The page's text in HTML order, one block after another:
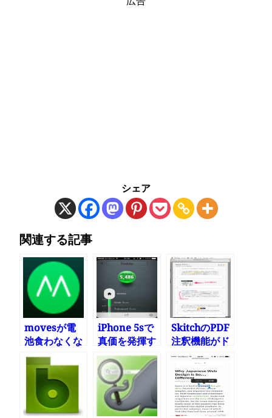
シェア
関連する記事
movesが電
池食わなくな
って使えるア
プリになった
iPhone 5sで
真価を発揮す
るやもしれな
いMoves
SkitchのPDF
注釈機能がド
キュメントレ
ビューに便
利!